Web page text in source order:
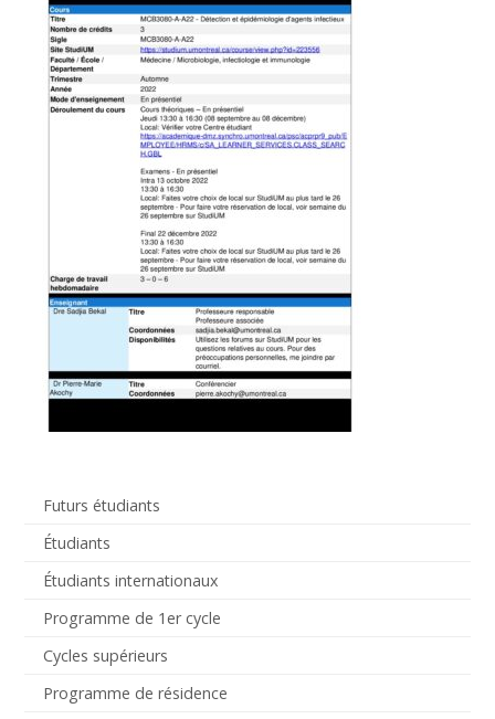
Futurs étudiants
Étudiants
Étudiants internationaux
Programme de 1er cycle
Cycles supérieurs
Programme de résidence